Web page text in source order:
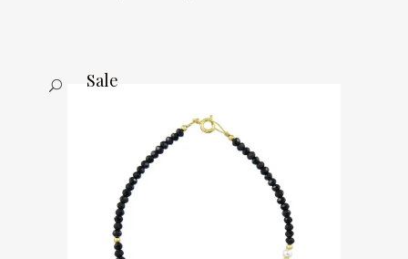
Sale